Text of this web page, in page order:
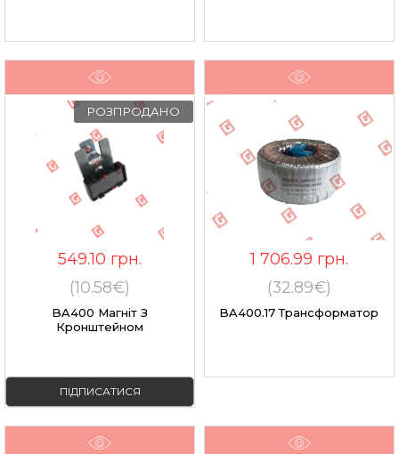
РОЗПРОДАНО
549.10 грн.
(10.58€)
BA400 Магніт З
Кронштейном
ПІДПИСАТИСЯ
1 706.99 грн.
(32.89€)
BA400.17 Трансформатор